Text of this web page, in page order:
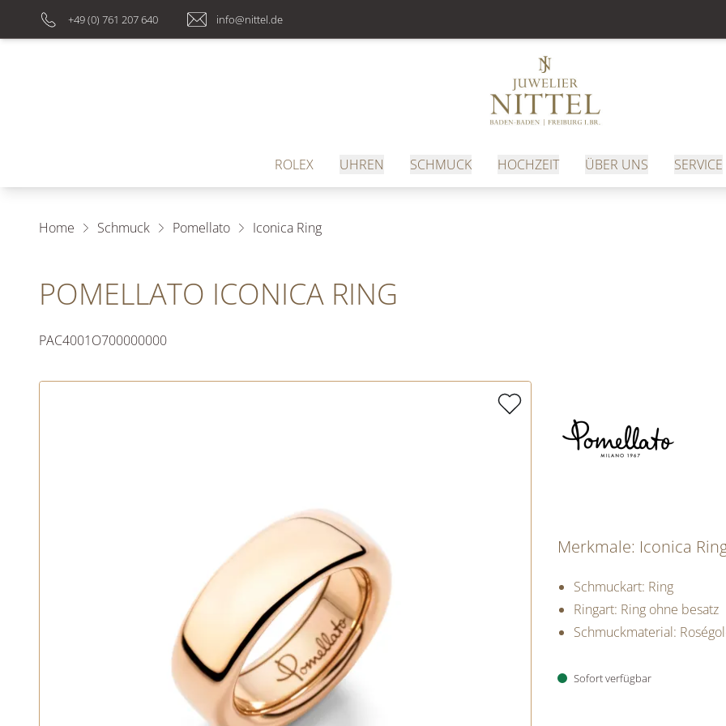
+49 (0) 761 207 640 info@nittel.de
ROLEX UHREN SCHMUCK HOCHZEIT ÜBER UNS SERVICE
Home Schmuck Pomellato Iconica Ring
POMELLATO ICONICA RING
PAC4001O700000000
Merkmale: Iconica
Schmuckart: Ring
Ringart: Ring ohne besatz
Schmuckmaterial:
Sofort verfügbar